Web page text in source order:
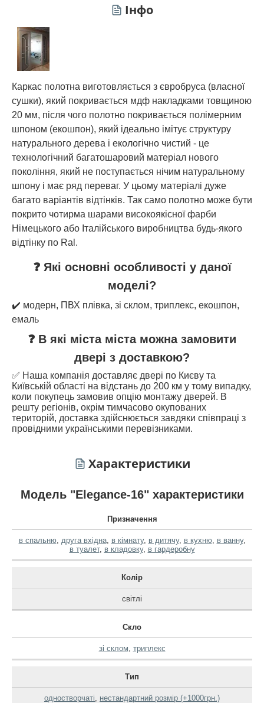
Інфо
Каркас полотна виготовляється з євробруса (власної
сушки), який покривається мдф накладками товщиною
20 мм, після чого полотно покривається полімерним
шпоном (екошпон), який ідеально імітує структуру
натурального дерева і екологічно чистий - це
технологічний багатошаровий матеріал нового
покоління, який не поступається нічим натуральному
шпону і має ряд переваг. У цьому матеріалі дуже
багато варіантів відтінків. Так само полотно може бути
покрито чотирма шарами високоякісної фарби
Німецького або Італійського виробництва будь-якого
відтінку по Ral.
❓ Які основні особливості у даної
моделі?
✔️ модерн, ПВХ плівка, зі склом, триплекс, екошпон,
емаль
❓ В які міста міста можна замовити
двері з доставкою?
✅ Наша компанія доставляє двері по Києву та
Київській області на відстань до 200 км у тому випадку,
коли покупець замовив опцію монтажу дверей. В
решту регіонів, окрім тимчасово окупованих
територій, доставка здійснюється завдяки співпраці з
провідними українськими перевізниками.
Характеристики
Модель "Elegance-16" характеристики
Призначення
в спальню, друга вхідна, в кімнату, в дитячу, в кухню, в ванну,
в туалет, в кладовку, в гардеробну
Колір
світлі
Скло
зі склом, триплекс
Тип
одностворчаті, нестандартний розмір (+1000грн.)